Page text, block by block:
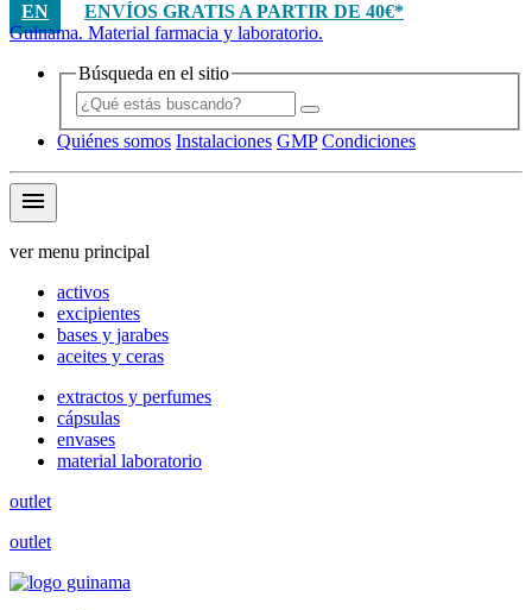
EN
ENVÍOS GRATIS A PARTIR DE 40€*
Guinama. Material farmacia y laboratorio.
Búsqueda en el sitio
Quiénes somos Instalaciones GMP Condiciones
menu
ver menu principal
activos
excipientes
bases y jarabes
aceites y ceras
extractos y perfumes
cápsulas
envases
material laboratorio
outlet
outlet